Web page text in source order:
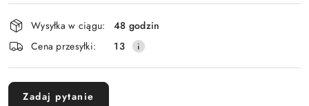
Dostępność
i
dostawa
Wysyłka w ciągu:
48 godzin
Cena przesyłki:
13
Zadaj pytanie